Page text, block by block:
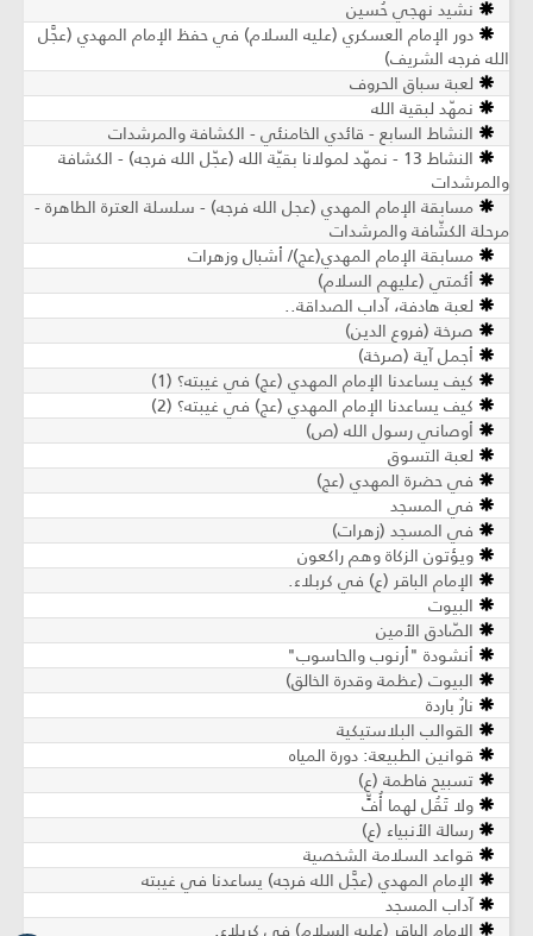
نشيد نهجي حُسين
دور الإمام العسكري (عليه السلام) في حفظ الإمام المهدي (عجَّل
الله فرجه الشريف)
لعبة سباق الحروف
نمهّد لبقية الله
النشاط السابع - قائدي الخامنئي - الكشافة والمرشدات
النشاط 13 - نمهّد لمولانا بقيّة الله (عجّل الله فرجه) - الكشافة
والمرشدات
مسابقة الإمام المهدي (عجل الله فرجه) - سلسلة العترة الطاهرة -
مرحلة الكشّافة والمرشدات
مسابقة الإمام المهدي(عج)/ أشبال وزهرات
أئمتي (عليهم السلام)
لعبة هادفة، آداب الصداقة..
صرخة (فروع الدين)
أجمل آية (صرخة)
كيف يساعدنا الإمام المهدي (عج) في غيبته؟ (1)
كيف يساعدنا الإمام المهدي (عج) في غيبته؟ (2)
أوصاني رسول الله (ص)
لعبة التسوق
في حضرة المهدي (عج)
في المسجد
في المسجد (زهرات)
ويؤتون الزكاة وهم راكعون
الإمام الباقر (ع) في كربلاء.
البيوت
الصّادق الأمين
أنشودة "أرنوب والحاسوب"
البيوت (عظمة وقدرة الخالق)
نارٌ باردة
القوالب البلاستيكية
قوانين الطبيعة: دورة المياه
تسبيح فاطمة (ع)
ولا تَقُل لهما أُفٍّ
رسالة الأنبياء (ع)
قواعد السلامة الشخصية
الإمام المهدي (عجَّل الله فرجه) يساعدنا في غيبته
آداب المسجد
الإمام الباقر (عليه السلام) في كربلاء.